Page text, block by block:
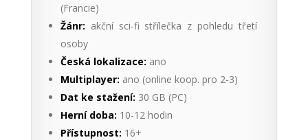
(Francie)
Žánr: akční sci-fi střílečka z pohledu třetí
osoby
Česká lokalizace: ano
Multiplayer: ano (online koop. pro 2-3)
Dat ke stažení: 30 GB (PC)
Herní doba: 10-12 hodin
Přístupnost: 16+